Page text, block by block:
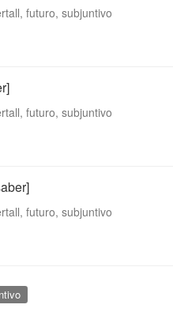
futuro, subjuntivo
futuro, subjuntivo
futuro, subjuntivo